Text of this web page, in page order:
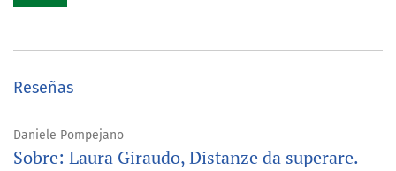
Reseñas
Daniele Pompejano
Sobre: Laura Giraudo, Distanze da superare.